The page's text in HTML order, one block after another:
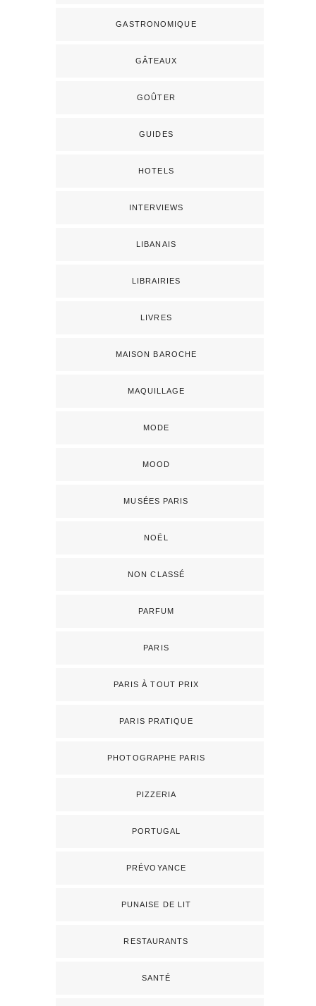
GASTRONOMIQUE
GÂTEAUX
GOÛTER
GUIDES
HOTELS
INTERVIEWS
LIBANAIS
LIBRAIRIES
LIVRES
MAISON BAROCHE
MAQUILLAGE
MODE
MOOD
MUSÉES PARIS
NOËL
NON CLASSÉ
PARFUM
PARIS
PARIS À TOUT PRIX
PARIS PRATIQUE
PHOTOGRAPHE PARIS
PIZZERIA
PORTUGAL
PRÉVOYANCE
PUNAISE DE LIT
RESTAURANTS
SANTÉ